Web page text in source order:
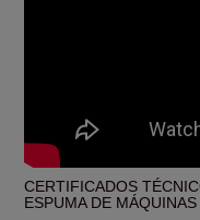
CERTIFICADOS
ESPUMA DE